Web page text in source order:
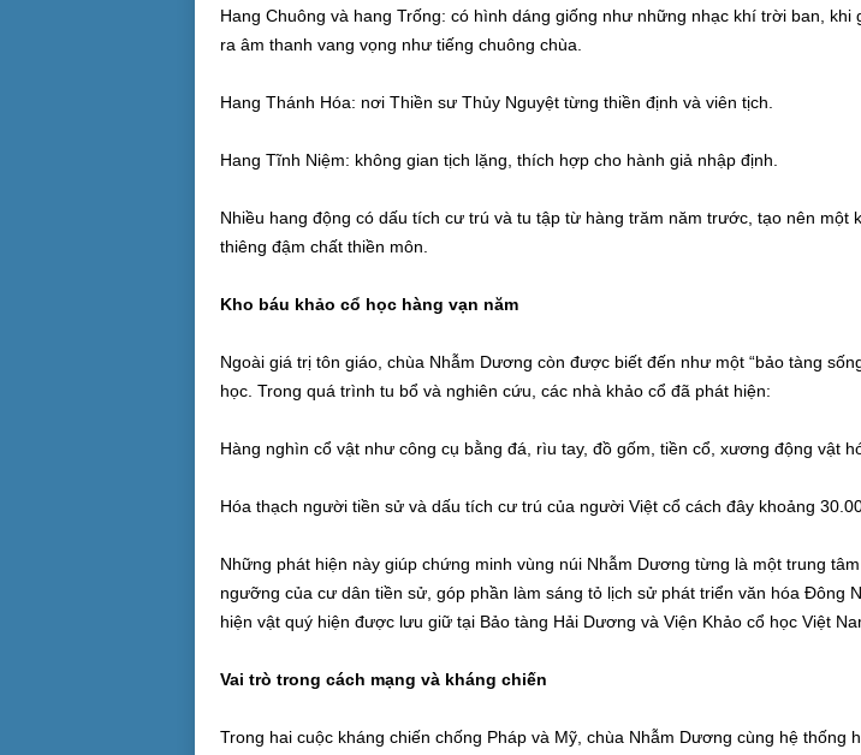
Hang Chuông và hang Trống: có hình dáng giống như những nhạc khí trời ban, khi
ra âm thanh vang vọng như tiếng chuông chùa.
Hang Thánh Hóa: nơi Thiền sư Thủy Nguyệt từng thiền định và viên tịch.
Hang Tĩnh Niệm: không gian tịch lặng, thích hợp cho hành giả nhập định.
Nhiều hang động có dấu tích cư trú và tu tập từ hàng trăm năm trước, tạo nên một
thiêng đậm chất thiền môn.
Kho báu khảo cổ học hàng vạn năm
Ngoài giá trị tôn giáo, chùa Nhẫm Dương còn được biết đến như một “bảo tàng
học. Trong quá trình tu bổ và nghiên cứu, các nhà khảo cổ đã phát hiện:
Hàng nghìn cổ vật như công cụ bằng đá, rìu tay, đồ gốm, tiền cổ, xương động vật
Hóa thạch người tiền sử và dấu tích cư trú của người Việt cổ cách đây khoảng
Những phát hiện này giúp chứng minh vùng núi Nhẫm Dương từng là một trung
ngưỡng của cư dân tiền sử, góp phần làm sáng tỏ lịch sử phát triển văn hóa Đông
hiện vật quý hiện được lưu giữ tại Bảo tàng Hải Dương và Viện Khảo cổ học Việt
Vai trò trong cách mạng và kháng chiến
Trong hai cuộc kháng chiến chống Pháp và Mỹ, chùa Nhẫm Dương cùng hệ thống